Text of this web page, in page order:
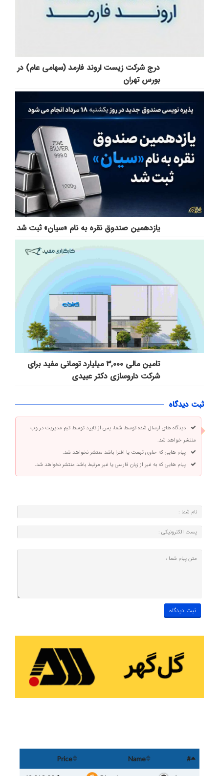
درج شرکت زیست اروند فارمد (سهامی عام) در
بورس تهران
یازدهمین صندوق نقره به نام «سیان» ثبت شد
تامین مالی ۳,۰۰۰ میلیارد تومانی مفید برای
شرکت داروسازی دکتر عبیدی
ثبت دیدگاه
دیدگاه های ارسال شده توسط شما، پس از تایید توسط تیم مدیریت در وب
منتشر خواهد شد.
پیام هایی که حاوی تهمت یا افترا باشد منتشر نخواهد شد.
پیام هایی که به غیر از زبان فارسی یا غیر مرتبط باشد منتشر نخواهد شد.
#
Name
Price